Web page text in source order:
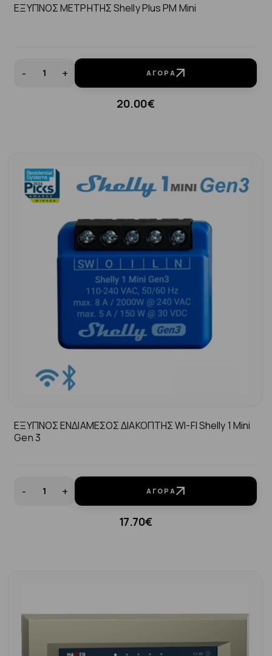
ΕΞΥΠΝΟΣ ΜΕΤΡΗΤΗΣ Shelly Plus PM Mini
- + ΑΓΟΡΆ
20.00€
ΕΞΥΠΝΟΣ ΕΝΔΙΑΜΕΣΟΣ ΔΙΑΚΟΠΤΗΣ WI-FI Shelly 1 Mini
Gen 3
- + ΑΓΟΡΆ
17.70€